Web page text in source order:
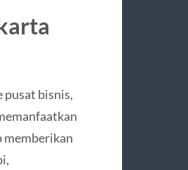
pusat bisnis,
memberikan